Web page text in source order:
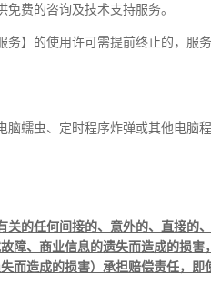
费的咨询及技术支持服务。
】的使用许可需提前终止的，服
蠕虫、定时程序炸弹或其他电脑程
的任何间接的、意外的、直接的
障、商业信息的遗失而造成的损
而造成的损害）承担赔偿责任，